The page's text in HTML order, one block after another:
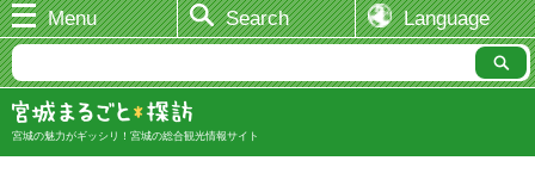
Menu Search Language
宮城の魅力がギッシリ！宮城の総合観光情報サイト